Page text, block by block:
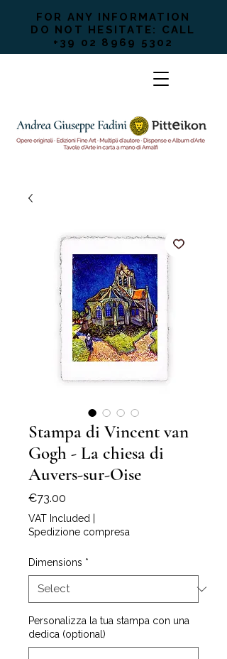
FOR ANY INFORMATION
DO NOT HESITATE: CALL
+39 02 8969 5302
Stampa di Vincent van
Gogh - La chiesa di
Auvers-sur-Oise
€73.00
VAT Included
Spedizione compresa
Dimensions *
Personalizza la tua stampa con una
dedica (optional)